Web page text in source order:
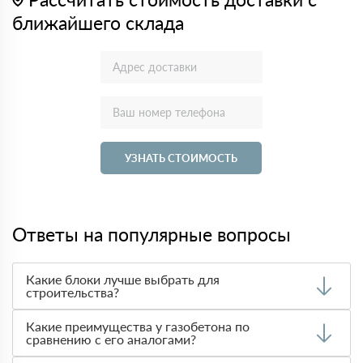
ближайшего склада
УЗНАТЬ СТОИМОСТЬ
Ответы на популярные вопросы
Какие блоки лучше выбрать для
строительства?
теплоизоляции, прочности и стоимости. Чаще всего при
строительстве домов используют
благодаря
его легкости и теплотехническим характеристикам.
Какие преимущества у газобетона по
сравнению с его аналогами?